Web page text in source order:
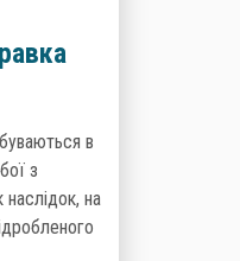
в
з
наслідок, на